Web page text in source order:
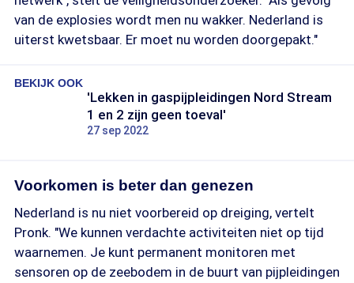
van de explosies wordt men nu wakker. Nederland is
uiterst kwetsbaar. Er moet nu worden doorgepakt."
BEKIJK OOK
'Lekken in gaspijpleidingen Nord Stream
1 en 2 zijn geen toeval'
27 sep 2022
Voorkomen is beter dan genezen
Nederland is nu niet voorbereid op dreiging, vertelt
Pronk. "We kunnen verdachte activiteiten niet op tijd
waarnemen. Je kunt permanent monitoren met
sensoren op de zeebodem in de buurt van pijpleidingen